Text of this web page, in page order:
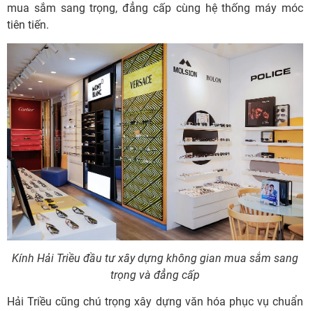
mua sắm sang trọng, đẳng cấp cùng hệ thống máy móc
tiên tiến.
Kính Hải Triều đầu tư xây dựng không gian mua sắm sang
trọng và đẳng cấp
Hải Triều cũng chú trọng xây dựng văn hóa phục vụ chuẩn